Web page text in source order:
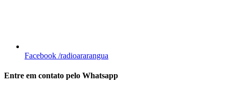
Facebook /radioararangua
Entre em contato pelo Whatsapp